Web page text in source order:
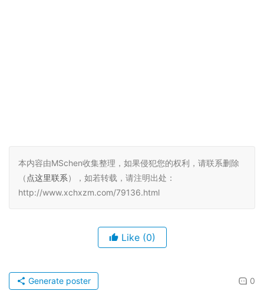
本内容由MSchen收集整理，如果侵犯您的权利，请联系删除
（ 点这里联系），如若转载，请注明出处：
http://www.xchxzm.com/79136.html
Like (0)
0
Generate poster